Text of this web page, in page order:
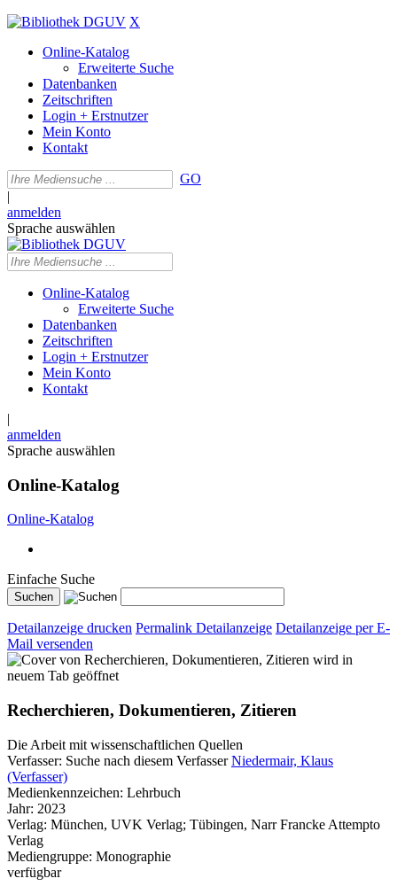
X
Online-Katalog
Erweiterte Suche
Datenbanken
Zeitschriften
Login + Erstnutzer
Mein Konto
Kontakt
GO
|
anmelden
Sprache auswählen
Online-Katalog
Erweiterte Suche
Datenbanken
Zeitschriften
Login + Erstnutzer
Mein Konto
Kontakt
|
anmelden
Sprache auswählen
Online-Katalog
Online-Katalog
Einfache Suche
Detailanzeige drucken Permalink Detailanzeige Detailanzeige per E-
Mail versenden
wird in
neuem Tab geöffnet
Recherchieren, Dokumentieren, Zitieren
Die Arbeit mit wissenschaftlichen Quellen
Verfasser: Suche nach diesem Verfasser Niedermair, Klaus
(Verfasser)
Medienkennzeichen: Lehrbuch
Jahr: 2023
Verlag: München, UVK Verlag; Tübingen, Narr Francke Attempto
Verlag
Mediengruppe: Monographie
verfügbar